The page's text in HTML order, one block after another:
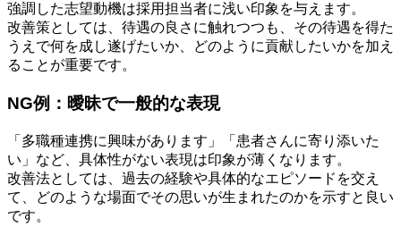
強調した志望動機は採用担当者に浅い印象を与えます。
改善策としては、待遇の良さに触れつつも、その待遇を得た
うえで何を成し遂げたいか、どのように貢献したいかを加え
ることが重要です。
NG例：曖昧で一般的な表現
「多職種連携に興味があります」「患者さんに寄り添いた
い」など、具体性がない表現は印象が薄くなります。
改善法としては、過去の経験や具体的なエピソードを交え
て、どのような場面でその思いが生まれたのかを示すと良い
です。